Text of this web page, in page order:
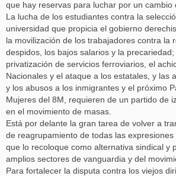
que hay reservas para luchar por un cambio
La lucha de los estudiantes contra la
universidad que propicia el gobierno
la movilización de los trabajadores contra la
despidos, los bajos salarios y la
privatización de servicios ferroviarios, el
Nacionales y el ataque a los estatales, y las
y los abusos a los inmigrantes y el próximo
Mujeres del 8M, requieren de un partido de
en el movimiento de masas.
Está por delante la gran tarea de volver a
de reagrupamiento de todas las
que lo recoloque como alternativa sindical y
amplios sectores de vanguardia y del
Para fortalecer la disputa contra los viejos